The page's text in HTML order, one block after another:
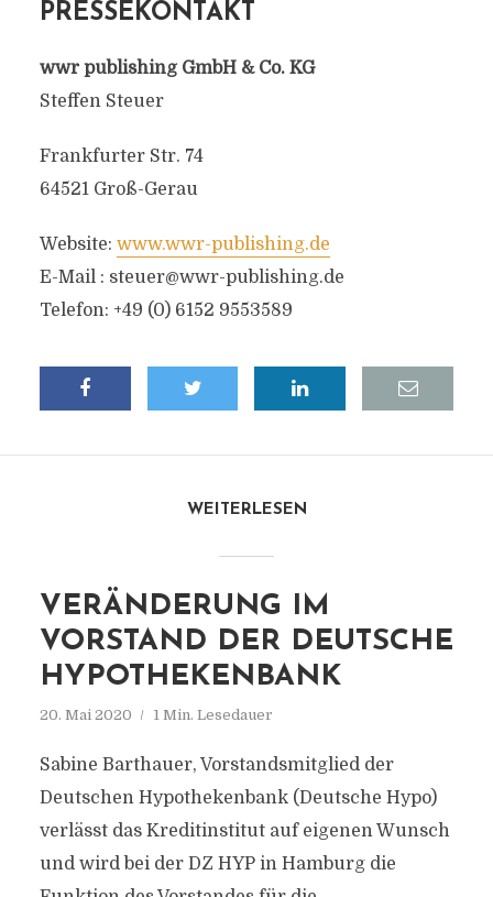
PRESSEKONTAKT
wwr publishing GmbH & Co. KG
Steffen Steuer
Frankfurter Str. 74
64521 Groß-Gerau
Website: www.wwr-publishing.de
E-Mail : steuer@wwr-publishing.de
Telefon: +49 (0) 6152 9553589
WEITERLESEN
VERÄNDERUNG IM
VORSTAND DER DEUTSCHE
HYPOTHEKENBANK
20. Mai 2020 1 Min. Lesedauer
Sabine Barthauer, Vorstandsmitglied der
Deutschen Hypothekenbank (Deutsche Hypo)
verlässt das Kreditinstitut auf eigenen Wunsch
und wird bei der DZ HYP in Hamburg die